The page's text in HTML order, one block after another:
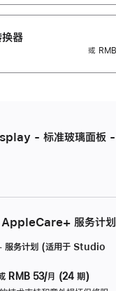
器
或
- 标准玻璃面板 -
AppleCare+ 服务计划
务计划 (适用于 Studio
RMB 53/月 (24 期)